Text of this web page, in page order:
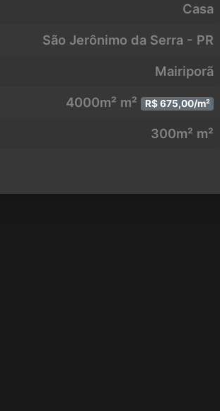
Casa
São Jerônimo da Serra - PR
Mairiporã
4000m² m² R$ 675,00/m²
300m² m²